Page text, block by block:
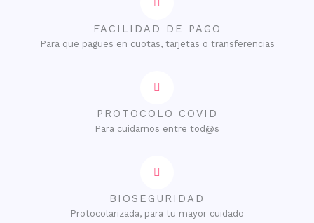
FACILIDAD DE PAGO
Para que pagues en cuotas, tarjetas o transferencias
PROTOCOLO COVID
Para cuidarnos entre tod@s
BIOSEGURIDAD
Protocolarizada, para tu mayor cuidado